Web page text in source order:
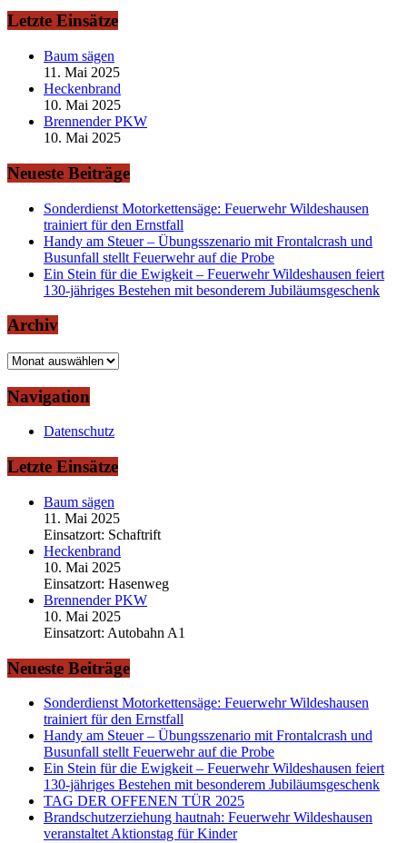
Letzte Einsätze
Baum sägen
11. Mai 2025
Heckenbrand
10. Mai 2025
Brennender PKW
10. Mai 2025
Neueste Beiträge
Sonderdienst Motorkettensäge: Feuerwehr Wildeshausen
trainiert für den Ernstfall
Handy am Steuer – Übungsszenario mit Frontalcrash und
Busunfall stellt Feuerwehr auf die Probe
Ein Stein für die Ewigkeit – Feuerwehr Wildeshausen feiert
130-jähriges Bestehen mit besonderem Jubiläumsgeschenk
Archiv
Archiv
Navigation
Datenschutz
Letzte Einsätze
Baum sägen
11. Mai 2025
Einsatzort: Schaftrift
Heckenbrand
10. Mai 2025
Einsatzort: Hasenweg
Brennender PKW
10. Mai 2025
Einsatzort: Autobahn A1
Neueste Beiträge
Sonderdienst Motorkettensäge: Feuerwehr Wildeshausen
trainiert für den Ernstfall
Handy am Steuer – Übungsszenario mit Frontalcrash und
Busunfall stellt Feuerwehr auf die Probe
Ein Stein für die Ewigkeit – Feuerwehr Wildeshausen feiert
130-jähriges Bestehen mit besonderem Jubiläumsgeschenk
TAG DER OFFENEN TÜR 2025
Brandschutzerziehung hautnah: Feuerwehr Wildeshausen
veranstaltet Aktionstag für Kinder